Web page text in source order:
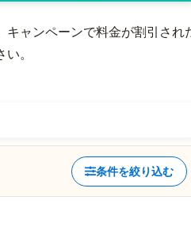
キャンペーンで料金が割引され
。
条件を絞り込む